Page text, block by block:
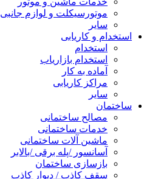
موتورسیکلت و لوازم جانبی
سایر
استخدام و کاریابی
استخدام
استخدام بازاریاب
آماده به کار
مراکز کاریابی
سایر
ساختمان
مصالح ساختمانی
خدمات ساختمانی
ماشین آلات ساختمانی
آسانسور /پله برقی /بالابر
بازسازی ساختمان
سقف کاذب / دیوار کاذب